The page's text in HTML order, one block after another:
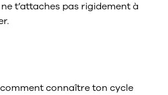
t’attaches pas rigidement à
connaître ton cycle